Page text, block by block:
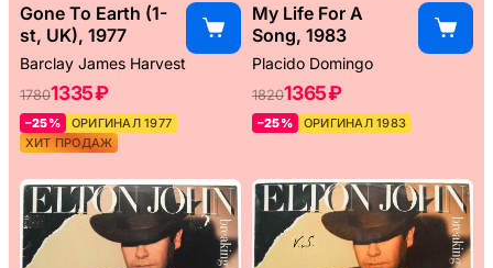
Gone To Earth (1-
st, UK), 1977
Barclay James Harvest
17801335 ₽
–25%
ОРИГИНАЛ 1977
ХИТ ПРОДАЖ
My Life For A
Song, 1983
Placido Domingo
18201365 ₽
–25% ОРИГИНАЛ 1983